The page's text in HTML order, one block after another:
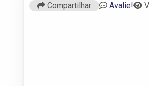
Compartilhar Avalie!